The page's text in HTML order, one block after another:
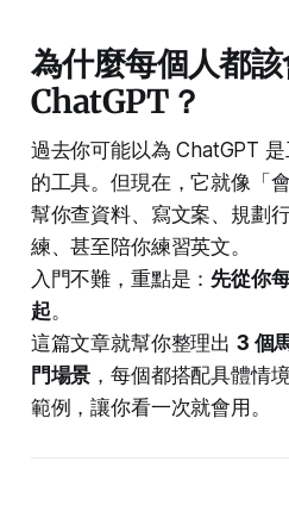
為什麼每個人都該
ChatGPT？
過去你可能以為 ChatGPT
的工具。但現在，它就像「
幫你查資料、寫文案、規劃
練、甚至陪你練習英文。
入門不難，重點是： 先從你
起。
這篇文章就幫你整理出 3 個
門場景 ，每個都搭配具體情
範例，讓你看一次就會用。